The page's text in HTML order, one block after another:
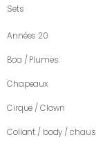
Sets
Années 20
Boa / Plumes
Chapeaux
Cirque / Clown
Collant / body /